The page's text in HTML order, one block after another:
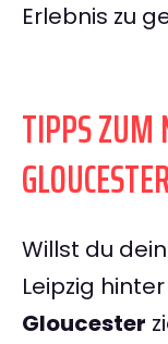
Erlebnis zu
TIPPS ZUM
Willst du
Leipzig
Gloucester